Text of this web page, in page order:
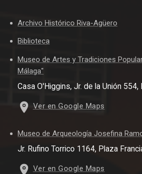
Archivo Histórico Riva-Agüero
Biblioteca
Museo de Artes y Tradiciones
Málaga"
Casa O'Higgins, Jr. de la Unión 554,
Ver en Google Maps
Museo de Arqueología Josefina
Jr. Rufino Torrico 1164, Plaza
Ver en Google Maps